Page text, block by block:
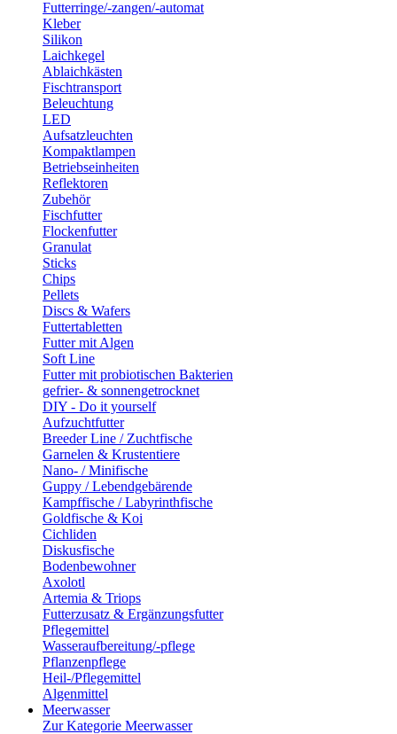
Futterringe/-zangen/-automat
Kleber
Silikon
Laichkegel
Ablaichkästen
Fischtransport
Beleuchtung
LED
Aufsatzleuchten
Kompaktlampen
Betriebseinheiten
Reflektoren
Zubehör
Fischfutter
Flockenfutter
Granulat
Sticks
Chips
Pellets
Discs & Wafers
Futtertabletten
Futter mit Algen
Soft Line
Futter mit probiotischen Bakterien
gefrier- & sonnengetrocknet
DIY - Do it yourself
Aufzuchtfutter
Breeder Line / Zuchtfische
Garnelen & Krustentiere
Nano- / Minifische
Guppy / Lebendgebärende
Kampffische / Labyrinthfische
Goldfische & Koi
Cichliden
Diskusfische
Bodenbewohner
Axolotl
Artemia & Triops
Futterzusatz & Ergänzungsfutter
Pflegemittel
Wasseraufbereitung/-pflege
Pflanzenpflege
Heil-/Pflegemittel
Algenmittel
Meerwasser
Zur Kategorie Meerwasser